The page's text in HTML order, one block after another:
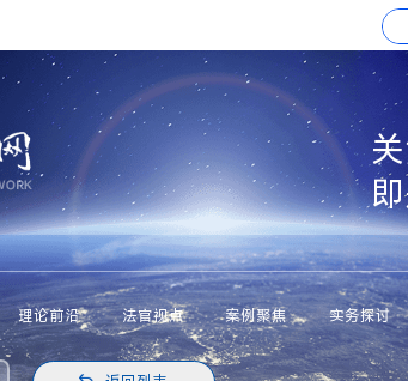
理论前沿 法官视点 案例聚焦 实务探讨